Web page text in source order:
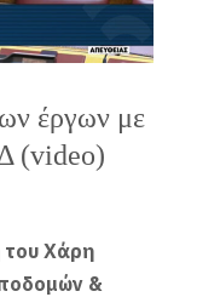
έργων με
(video)
του Χάρη
&